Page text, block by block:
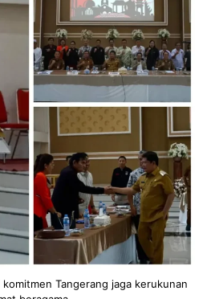
Tangerang jaga kerukunan